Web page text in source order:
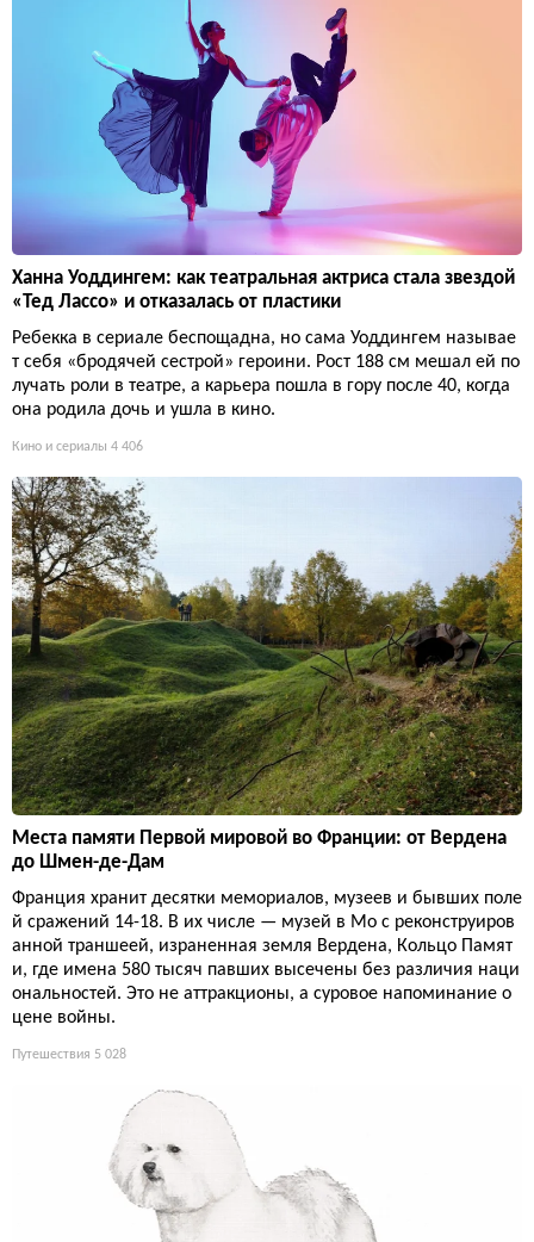
Ханна Уоддингем: как театральная актриса стала звездой
«Тед Лассо» и отказалась от пластики
Ребекка в сериале беспощадна, но сама Уоддингем называе
т себя «бродячей сестрой» героини. Рост 188 см мешал ей по
лучать роли в театре, а карьера пошла в гору после 40, когда
она родила дочь и ушла в кино.
Кино и сериалы 4 406
Места памяти Первой мировой во Франции: от Вердена
до Шмен-де-Дам
Франция хранит десятки мемориалов, музеев и бывших поле
й сражений 14-18. В их числе — музей в Мо с реконструиров
анной траншеей, израненная земля Вердена, Кольцо Памят
и, где имена 580 тысяч павших высечены без различия наци
ональностей. Это не аттракционы, а суровое напоминание о
цене войны.
Путешествия 5 028